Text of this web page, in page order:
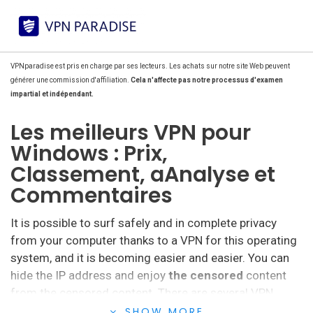
VPNparadise est pris en charge par ses lecteurs. Les achats sur notre site Web peuvent
générer une commission d'affiliation. Cela n'affecte pas notre processus d'examen
impartial et indépendant.
Les meilleurs VPN pour
Windows : Prix,
Classement, aAnalyse et
Commentaires
It is possible to surf safely and in complete privacy
from your computer thanks to a VPN for this operating
system, and it is becoming easier and easier. You can
hide the IP address and enjoy the censored content
from the censored content. There are several VPN
providers for this operating system that offer different